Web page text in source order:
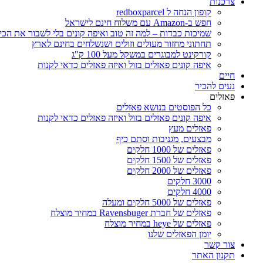
קופון הנחה ל redboxparcel
חפש ב-Amazon עם משלוח חינם לישראל
שמיכות כבדות – למה זה טוב ואיפה קונים בלי לשבור את
תחתוני מחזור מעולים וזולים ושנשלחים בחינם לארץ
קורקינט למבוגרים במשקל מעל 100 ק"ג
איפה קונים פאזלים בזול ואיזה פאזלים כדאי לקנות
חיים
נעים להכיר
פאזלים
כל הפוסטים בנושא פאזלים
איפה קונים פאזלים בזול ואיזה פאזלים כדאי לקנות
פאזלים מעץ
מבצעים, מגניבות וסתם כיף
פאזלים של 1000 חלקים
פאזלים של 1500 חלקים
פאזלים של 2000 חלקים
3000 חלקים
4000 חלקים
פאזלים של 5000 חלקים ומעלה
פאזלים של חברת Ravensbuger במחיר מוצלח
פאזלים של heye במחיר מוצלח
יומן הפאזלים שלנו
צור קשר
תקנון האתר